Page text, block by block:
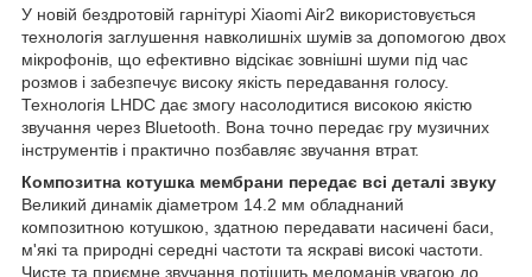
У новій бездротовій гарнітурі Xiaomi Air2 використовується
технологія заглушення навколишніх шумів за допомогою двох
мікрофонів, що ефективно відсікає зовнішні шуми під час
розмов і забезпечує високу якість передавання голосу.
Технологія LHDC дає змогу насолодитися високою якістю
звучання через Bluetooth. Вона точно передає гру музичних
інструментів і практично позбавляє звучання втрат.
Композитна котушка мембрани передає всі деталі звуку
Великий динамік діаметром 14.2 мм обладнаний
композитною котушкою, здатною передавати насичені баси,
м'які та природні середні частоти та яскраві високі частоти.
Чисте та приємне звучання потішить меломанів увагою до